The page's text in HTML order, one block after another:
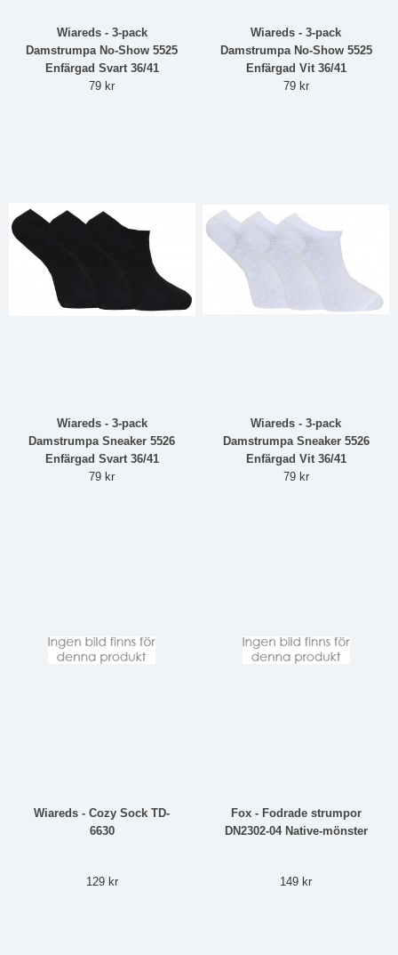
Wiareds - 3-pack
Damstrumpa No-Show 5525
Enfärgad Svart 36/41
79 kr
Wiareds - 3-pack
Damstrumpa No-Show 5525
Enfärgad Vit 36/41
79 kr
Wiareds - 3-pack
Damstrumpa Sneaker 5526
Enfärgad Svart 36/41
79 kr
Wiareds - 3-pack
Damstrumpa Sneaker 5526
Enfärgad Vit 36/41
79 kr
Wiareds - Cozy Sock TD-
6630
129 kr
Fox - Fodrade strumpor
DN2302-04 Native-mönster
149 kr